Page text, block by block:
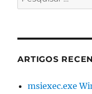
por:
ARTIGOS
msiexec.exe